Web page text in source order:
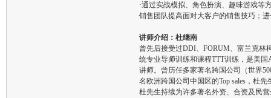
·通过实战模拟、角色扮演、趣味游戏等
销售团队提高面对大客户的销售技巧；
讲师介绍：杜继南
曾先后接受过DDI、FORUM、富兰克林
统专业导师训练和课程TTT训练，是美
讲师。曾历任多家著名跨国公司（世界
名欧洲跨国公司中国区的Top sales，杜
杜先生持续为许多著名外资、合资及民